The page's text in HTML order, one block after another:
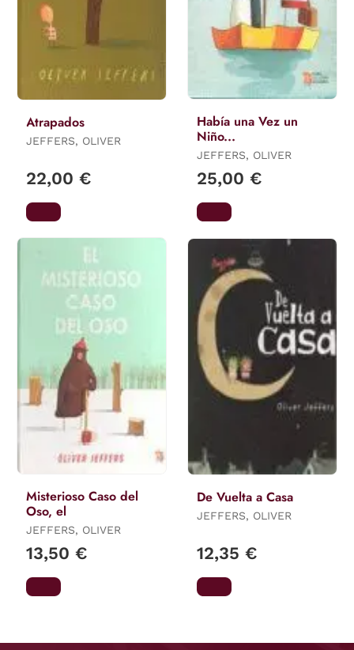
Atrapados
JEFFERS, OLIVER
22,00 €
Había una Vez un
Niño...
JEFFERS, OLIVER
25,00 €
Misterioso Caso del
Oso, el
JEFFERS, OLIVER
13,50 €
De Vuelta a Casa
JEFFERS, OLIVER
12,35 €